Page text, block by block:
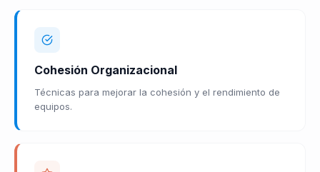
Cohesión Organizacional
Técnicas para mejorar la cohesión y el rendimiento de
equipos.